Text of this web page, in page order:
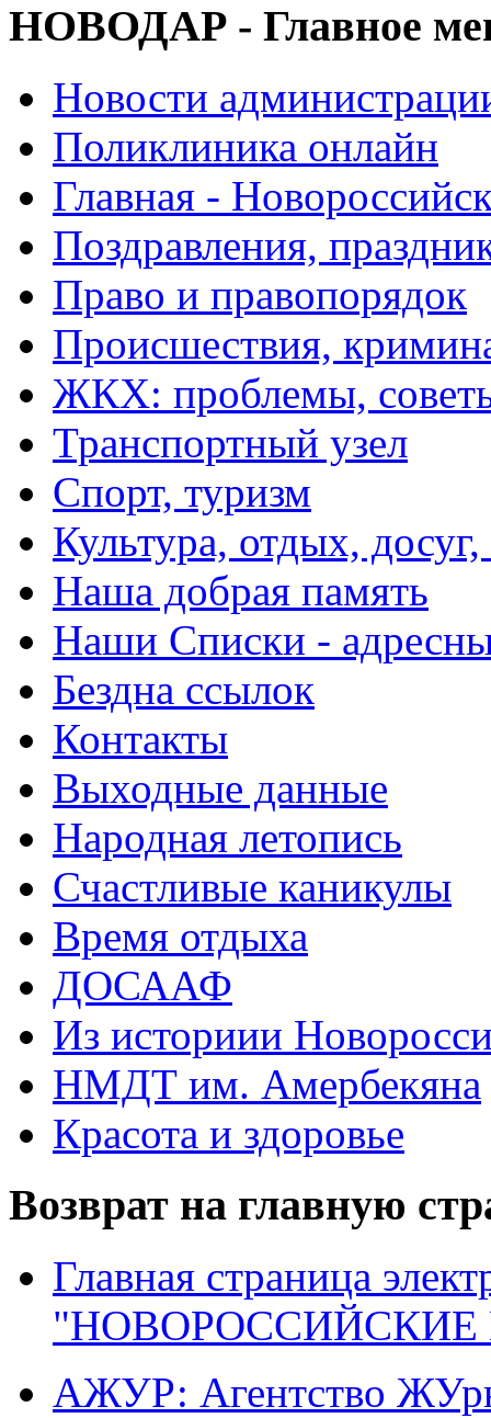
НОВОДАР - Главное
Новости
Поликлиника онлайн
Главная -
Поздравления,
Право и правопорядок
Происшествия,
ЖКХ: проблемы,
Транспортный узел
Спорт, туризм
Культура, отдых,
Наша добрая память
Наши Списки -
Бездна ссылок
Контакты
Выходные данные
Народная летопись
Счастливые каникулы
Время отдыха
ДОСААФ
Из историии
НМДТ им. Амербекяна
Красота и здоровье
Возврат на главную
Главная страница
"НОВОРОССИЙСКИЕ
АЖУР: Агентство